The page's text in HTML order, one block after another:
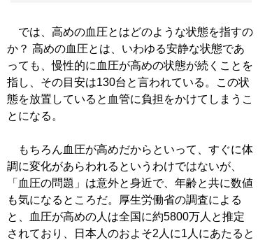
では、高めの血圧とはどのような状態を指すの
か？ 高めの血圧とは、いわゆる安静な状態であ
っても、慢性的に血圧が高めの状態が続くことを
指し、その目安は130台と言われている。この状
態を放置していると血管に負担をかけてしまうこ
とになる。
もちろん血圧が高めだからといって、すぐに体
調に変化があらわれるというわけではないが、
「血圧の問題」は意外と身近で、年齢と共に数値
も気になるところだ。厚生労働省の調査による
と、血圧が高めの人は全国に約5800万人と推定
されており、日本人のおよそ2人に1人にあたると